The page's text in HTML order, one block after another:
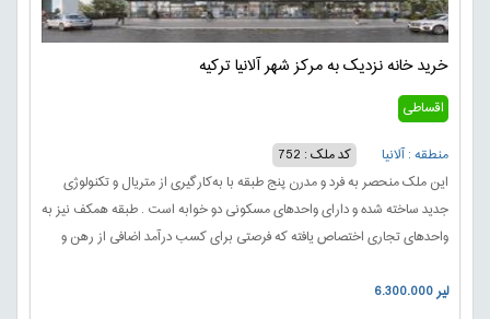
خرید خانه نزدیک به مرکز شهر آلانیا ترکیه
اقساطی
منطقه : آلانیا
کد ملک : 752
این ملک منحصر به فرد و مدرن پنج طبقه با به‌کارگیری از متریال و تکنولوژی
جدید ساخته شده و دارای واحدهای مسکونی دو خوابه است . طبقه همکف نیز به
واحدهای تجاری اختصاص یافته که فرصتی برای کسب درآمد اضافی از رهن و
6.300.000 لیر